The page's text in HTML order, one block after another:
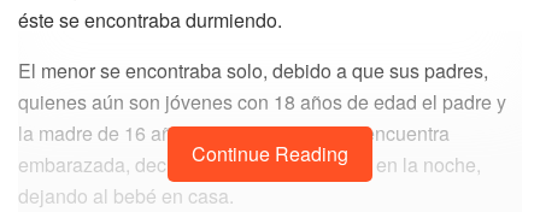
éste se encontraba durmiendo.
El menor se encontraba solo, debido a que sus padres,
quienes aún son jóvenes con 18 años de edad el padre y
la madre de 16 años de edad, la cual se encuentra
embarazada, decidieron salir de compras en la noche,
dejando al bebé en casa.
Continue Reading